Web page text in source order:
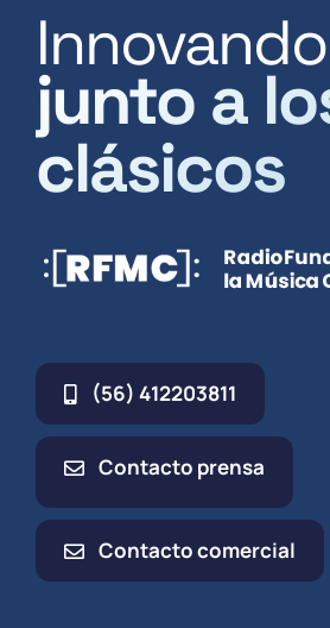
Innovando
junto a
clásicos
(56) 412203811
Contacto prensa
Contacto comercial